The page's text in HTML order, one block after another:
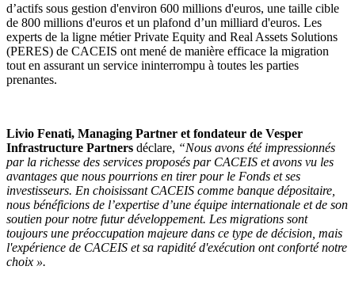
d’actifs sous gestion d'environ 600 millions d'euros, une taille cible
de 800 millions d'euros et un plafond d’un milliard d'euros. Les
experts de la ligne métier Private Equity and Real Assets Solutions
(PERES) de CACEIS ont mené de manière efficace la migration
tout en assurant un service ininterrompu à toutes les parties
prenantes.
Livio Fenati, Managing Partner et fondateur de Vesper
Infrastructure Partners déclare, “Nous avons été impressionnés
par la richesse des services proposés par CACEIS et avons vu les
avantages que nous pourrions en tirer pour le Fonds et ses
investisseurs. En choisissant CACEIS comme banque dépositaire,
nous bénéficions de l’expertise d’une équipe internationale et de son
soutien pour notre futur développement. Les migrations sont
toujours une préoccupation majeure dans ce type de décision, mais
l'expérience de CACEIS et sa rapidité d'exécution ont conforté notre
choix ».